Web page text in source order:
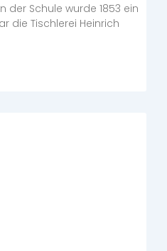
der Schule wurde 1853 ein
die Tischlerei Heinrich